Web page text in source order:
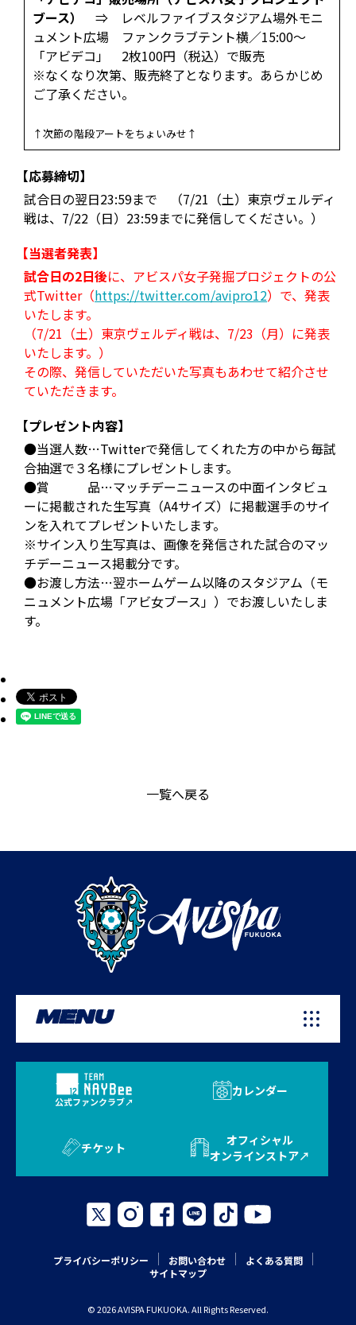
ブース）
⇒ レベルファイブスタジアム場外モニ
ュメント広場 ファンクラブテント横／15:00～
「アビデコ」 2枚100円（税込）で販売
※なくなり次第、販売終了となります。あらかじめ
ご了承ください。
↑次節の階段アートをちょいみせ↑
【応募締切】
試合日の翌日23:59まで （7/21（土）東京ヴェルディ
戦は、7/22（日）23:59までに発信してください。）
【当選者発表】
試合日の2日後に、アビスパ女子発掘プロジェクトの公
式Twitter（https://twitter.com/avipro12）で、発表
いたします。
（7/21（土）東京ヴェルディ戦は、7/23（月）に発表
いたします。）
その際、発信していただいた写真もあわせて紹介させ
ていただきます。
【プレゼント内容】
●当選人数…Twitterで発信してくれた方の中から毎試
合抽選で３名様にプレゼントします。
●賞 品…マッチデーニュースの中面インタビュ
ーに掲載された生写真（A4サイズ）に掲載選手のサイ
ンを入れてプレゼントいたします。
※サイン入り生写真は、画像を発信された試合のマッ
チデーニュース掲載分です。
●お渡し方法…翌ホームゲーム以降のスタジアム（モ
ニュメント広場「アビ女ブース」）でお渡しいたしま
す。
一覧へ戻る
MENU
公式ファンクラブ
カレンダー
チケット
オフィシャル
オンラインストア
プライバシーポリシー お問い合わせ
よくある質問
サイトマップ
© 2026 AVISPA FUKUOKA. All Rights Reserved.